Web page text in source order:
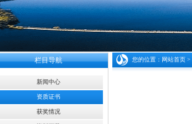
栏目导航
新闻中心
资质证书
获奖情况
您的位置： 网站首页 >